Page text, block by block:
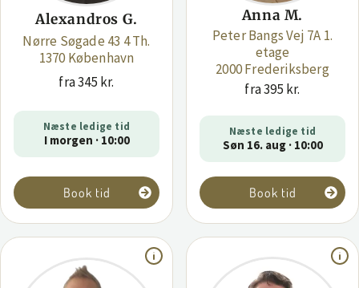
Alexandros G.
Nørre Søgade 43 4 Th.
1370 København
fra 345 kr.
Næste ledige tid
I morgen · 10:00
Book tid
Anna M.
Peter Bangs Vej 7A 1.
etage
2000 Frederiksberg
fra 395 kr.
Næste ledige tid
Søn 16. aug · 10:00
Book tid